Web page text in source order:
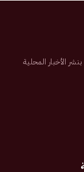
تم تأسيسها عام 2007م تهتم بنشر الأخبار المحلية